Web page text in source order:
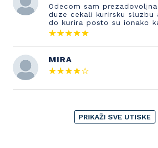
Odecom sam
duze cekali kurirsku sluzbu
do kurira posto su ionako
MIRA
PRIKAŽI SVE UTISKE